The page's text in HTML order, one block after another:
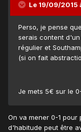
Le 19/09/2015
Perso, je pense
serais content
régulier et
(si on fait
Je mets 5€ sur le
On va mener 0-1 pour
d'habitude peut être